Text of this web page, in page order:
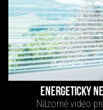
ENERGETICKY
Názorné video